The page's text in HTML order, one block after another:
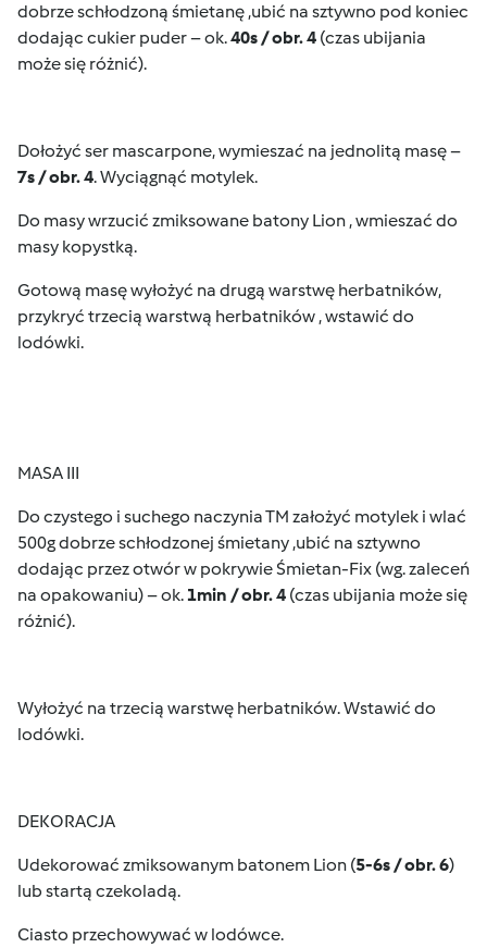
dobrze schłodzoną śmietanę ,ubić na sztywno pod koniec
dodając cukier puder – ok.40s / obr. 4 (czas ubijania
może się różnić).
Dołożyć ser mascarpone, wymieszać na jednolitą masę –
7s / obr. 4. Wyciągnąć motylek.
Do masy wrzucić zmiksowane batony Lion , wmieszać do
masy kopystką.
Gotową masę wyłożyć na drugą warstwę herbatników,
przykryć trzecią warstwą herbatników , wstawić do
lodówki.
MASA III
Do czystego i suchego naczynia TM założyć motylek i wlać
500g dobrze schłodzonej śmietany ,ubić na sztywno
dodając przez otwór w pokrywie Śmietan-Fix (wg. zaleceń
na opakowaniu) – ok. 1min / obr. 4 (czas ubijania może się
różnić).
Wyłożyć na trzecią warstwę herbatników. Wstawić do
lodówki.
DEKORACJA
Udekorować zmiksowanym batonem Lion (5-6s / obr. 6)
lub startą czekoladą.
Ciasto przechowywać w lodówce.